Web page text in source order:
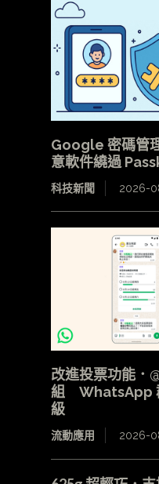
Google 密碼管
意軟件繞過
科技新聞 2026-
改進投票功能．
組 WhatsApp
級
流動應用 2026-